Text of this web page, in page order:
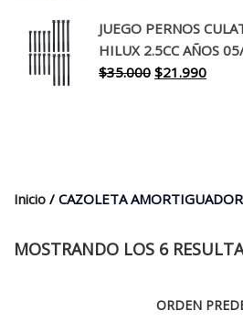
original
era:
$30.000.
actual
es:
JUEGO PERNOS
HILUX 2.5CC AÑOS
$35.000 El
$21.990El
Inicio / CAZOLETA AMORTIGUADOR
MOSTRANDO LOS 6